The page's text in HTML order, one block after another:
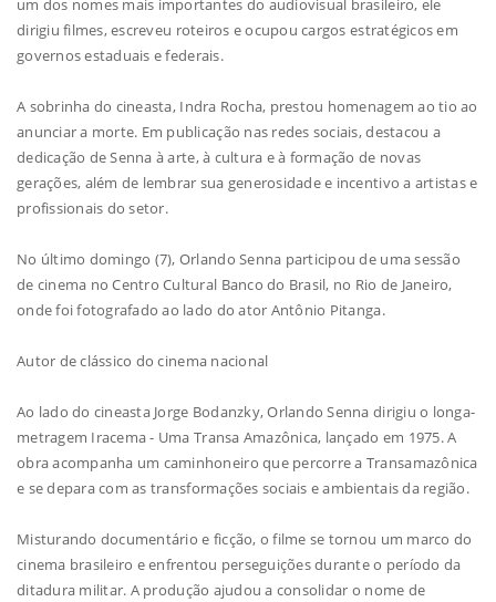
um dos nomes mais importantes do audiovisual brasileiro, ele
dirigiu filmes, escreveu roteiros e ocupou cargos estratégicos em
governos estaduais e federais.
A sobrinha do cineasta, Indra Rocha, prestou homenagem ao tio ao
anunciar a morte. Em publicação nas redes sociais, destacou a
dedicação de Senna à arte, à cultura e à formação de novas
gerações, além de lembrar sua generosidade e incentivo a artistas e
profissionais do setor.
No último domingo (7), Orlando Senna participou de uma sessão
de cinema no Centro Cultural Banco do Brasil, no Rio de Janeiro,
onde foi fotografado ao lado do ator Antônio Pitanga.
Autor de clássico do cinema nacional
Ao lado do cineasta Jorge Bodanzky, Orlando Senna dirigiu o longa-
metragem Iracema - Uma Transa Amazônica, lançado em 1975. A
obra acompanha um caminhoneiro que percorre a Transamazônica
e se depara com as transformações sociais e ambientais da região.
Misturando documentário e ficção, o filme se tornou um marco do
cinema brasileiro e enfrentou perseguições durante o período da
ditadura militar. A produção ajudou a consolidar o nome de